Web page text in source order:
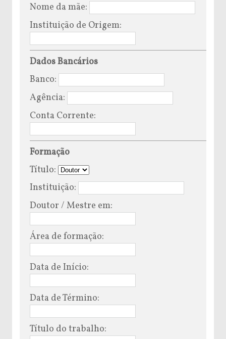
Nome da mãe:
Instituição de Origem:
Dados Bancários
Banco:
Agência:
Conta Corrente:
Formação
Título:
Instituição:
Doutor / Mestre em:
Área de formação:
Data de Início:
Data de Término:
Título do trabalho: